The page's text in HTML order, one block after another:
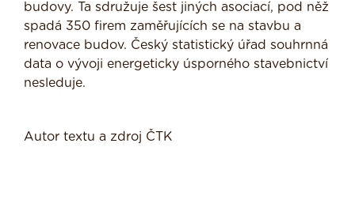
budovy. Ta sdružuje šest jiných asociací, pod něž
spadá 350 firem zaměřujících se na stavbu a
renovace budov. Český statistický úřad souhrnná
data o vývoji energeticky úsporného stavebnictví
nesleduje.
Autor textu a zdroj ČTK